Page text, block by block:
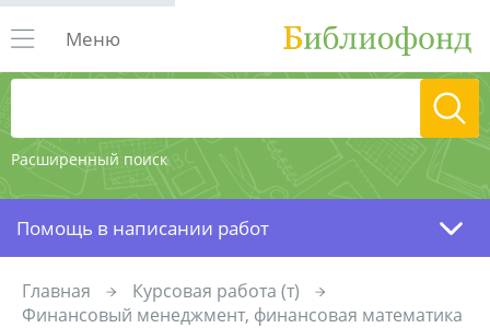
Расширенный поиск
Меню
Помощь в написании работ
Главная
Курсовая работа (т)
Финансовый менеджмент, финансовая математика